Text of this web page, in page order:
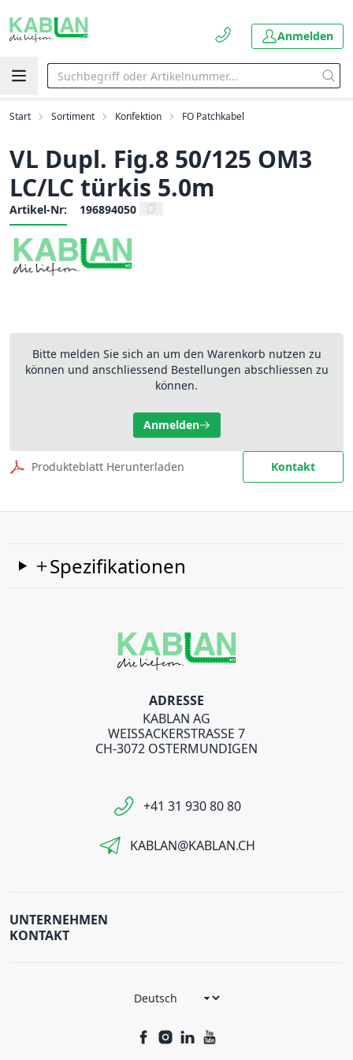
Anmelden
Start Sortiment Konfektion FO Patchkabel
VL Dupl. Fig.8 50/125 OM3
LC/LC türkis 5.0m
Artikel-Nr: 196894050
Bitte melden Sie sich an um den Warenkorb nutzen zu
können und anschliessend Bestellungen abschliessen zu
können.
Anmelden
Produkteblatt Herunterladen Kontakt
Spezifikationen
ADRESSE
KABLAN AG
WEISSACKERSTRASSE 7
CH-3072 OSTERMUNDIGEN
+41 31 930 80 80
KABLAN@KABLAN.CH
UNTERNEHMEN
KONTAKT